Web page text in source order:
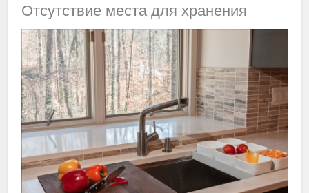
Отсутствие места для хранения